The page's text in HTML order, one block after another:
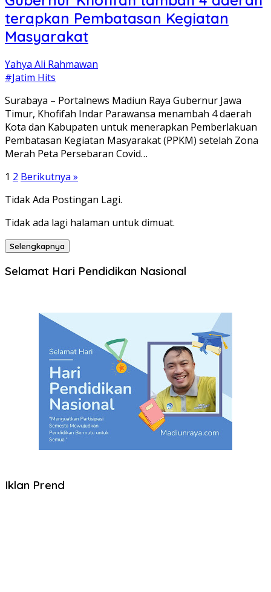
terapkan Pembatasan Kegiatan
Masyarakat
Yahya Ali Rahmawan
#Jatim Hits
Surabaya – Portalnews Madiun Raya Gubernur Jawa
Timur, Khofifah Indar Parawansa menambah 4 daerah
Kota dan Kabupaten untuk menerapkan Pemberlakuan
Pembatasan Kegiatan Masyarakat (PPKM) setelah Zona
Merah Peta Persebaran Covid…
Paginasi
pos
1 2 Berikutnya »
Tidak Ada Postingan Lagi.
Tidak ada lagi halaman untuk dimuat.
Selengkapnya
Selamat Hari Pendidikan Nasional
Iklan Prend